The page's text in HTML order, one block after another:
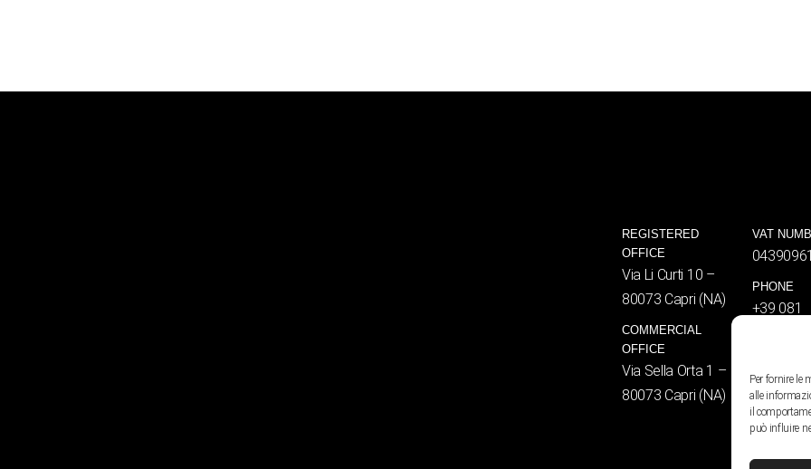
Per fornire le
alle
il
può influire
REGISTERED
OFFICE
Via Li Curti 10 –
80073 Capri (NA)
COMMERCIAL
OFFICE
Via Sella Orta 1 –
80073 Capri (NA)
VAT
PHONE
+39 081